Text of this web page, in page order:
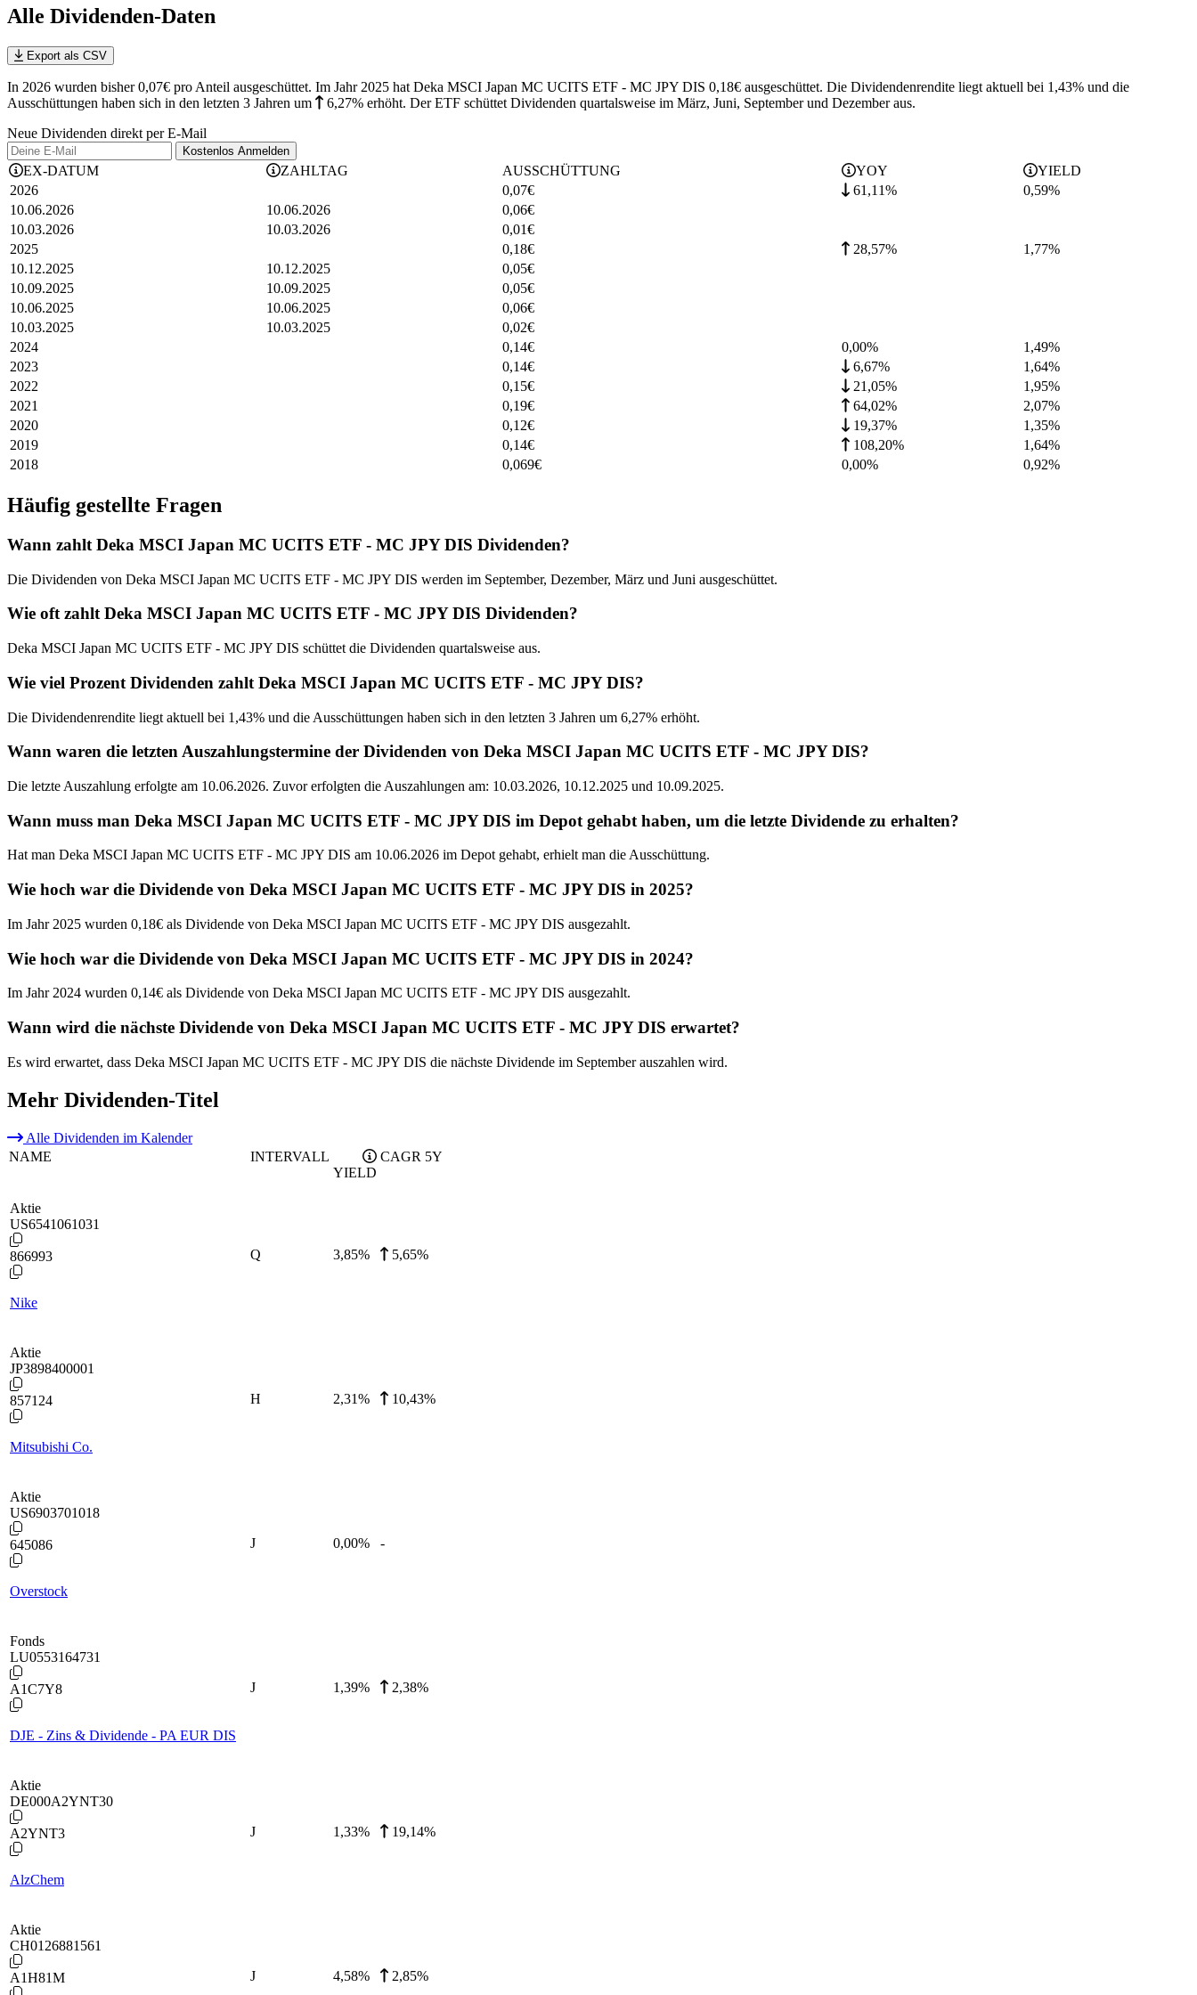
Alle Dividenden-Daten
Export als CSV
In 2026 wurden bisher 0,07€ pro Anteil ausgeschüttet. Im Jahr 2025 hat Deka MSCI Japan MC UCITS ETF - MC JPY DIS 0,18€ ausgeschüttet. Die Dividendenrendite liegt aktuell bei 1,43% und die
Ausschüttungen haben sich in den letzten 3 Jahren um 6,27% erhöht. Der ETF schüttet Dividenden quartalsweise im März, Juni, September und Dezember aus.
Neue Dividenden direkt per E-Mail
Kostenlos Anmelden
EX-DATUM ZAHLTAG AUSSCHÜTTUNG YOY
YIELD
2026
0,07€ 61,11% 0,59%
10.06.2026
10.06.2026 0,06€
10.03.2026
10.03.2026 0,01€
2025
0,18€ 28,57% 1,77%
10.12.2025
10.12.2025 0,05€
10.09.2025
10.09.2025 0,05€
10.06.2025
10.06.2025 0,06€
10.03.2025
10.03.2025 0,02€
2024
0,14€ 0,00% 1,49%
2023
0,14€ 6,67% 1,64%
2022
0,15€ 21,05% 1,95%
2021
0,19€ 64,02% 2,07%
2020
0,12€ 19,37% 1,35%
2019
0,14€ 108,20% 1,64%
2018
0,069€ 0,00% 0,92%
Häufig gestellte Fragen
Wann zahlt Deka MSCI Japan MC UCITS ETF - MC JPY DIS Dividenden?
Die Dividenden von Deka MSCI Japan MC UCITS ETF - MC JPY DIS werden im September, Dezember, März und Juni ausgeschüttet.
Wie oft zahlt Deka MSCI Japan MC UCITS ETF - MC JPY DIS Dividenden?
Deka MSCI Japan MC UCITS ETF - MC JPY DIS schüttet die Dividenden quartalsweise aus.
Wie viel Prozent Dividenden zahlt Deka MSCI Japan MC UCITS ETF - MC JPY DIS?
Die Dividendenrendite liegt aktuell bei 1,43% und die Ausschüttungen haben sich in den letzten 3 Jahren um 6,27% erhöht.
Wann waren die letzten Auszahlungstermine der Dividenden von Deka MSCI Japan MC UCITS ETF - MC JPY DIS?
Die letzte Auszahlung erfolgte am 10.06.2026. Zuvor erfolgten die Auszahlungen am: 10.03.2026, 10.12.2025 und 10.09.2025.
Wann muss man Deka MSCI Japan MC UCITS ETF - MC JPY DIS im Depot gehabt haben, um die letzte Dividende zu erhalten?
Hat man Deka MSCI Japan MC UCITS ETF - MC JPY DIS am 10.06.2026 im Depot gehabt, erhielt man die Ausschüttung.
Wie hoch war die Dividende von Deka MSCI Japan MC UCITS ETF - MC JPY DIS in 2025?
Im Jahr 2025 wurden 0,18€ als Dividende von Deka MSCI Japan MC UCITS ETF - MC JPY DIS ausgezahlt.
Wie hoch war die Dividende von Deka MSCI Japan MC UCITS ETF - MC JPY DIS in 2024?
Im Jahr 2024 wurden 0,14€ als Dividende von Deka MSCI Japan MC UCITS ETF - MC JPY DIS ausgezahlt.
Wann wird die nächste Dividende von Deka MSCI Japan MC UCITS ETF - MC JPY DIS erwartet?
Es wird erwartet, dass Deka MSCI Japan MC UCITS ETF - MC JPY DIS die nächste Dividende im September auszahlen wird.
Mehr Dividenden-Titel
Alle Dividenden im Kalender
NAME
INTERVALL
YIELD
CAGR 5Y
Aktie
US6541061031
866993
Nike
Q 3,85% 5,65%
Aktie
JP3898400001
857124
Mitsubishi Co.
H 2,31% 10,43%
Aktie
US6903701018
645086
Overstock
J 0,00% -
Fonds
LU0553164731
A1C7Y8
DJE - Zins & Dividende - PA EUR DIS
J 1,39% 2,38%
Aktie
DE000A2YNT30
A2YNT3
AlzChem
J 1,33% 19,14%
Aktie
CH0126881561
A1H81M J 4,58% 2,85%